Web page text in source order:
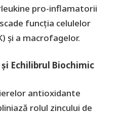
pro-inflamatorii
funcția celulelor
și a macrofagelor.
Echilibrul Biochimic
antioxidante
rolul zincului de